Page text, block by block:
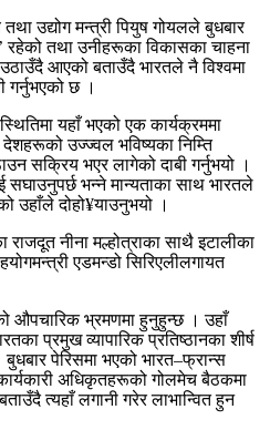
उद्योग मन्त्री पियुष गोयलले बुधबार
रहेको तथा उनीहरूका विकासका चाहना
आएको बताउँदै भारतले नै विश्वमा
गर्नुभएको छ ।
यहाँ भएको एक कार्यक्रममा
उज्ज्वल भविष्यका निम्ति
सक्रिय भएर लागेको दाबी गर्नुभयो ।
सघाउनुपर्छ भन्ने मान्यताका साथ भारतले
उहाँले दोहो¥याउनुभयो ।
राजदूत नीना मल्होत्राका साथै इटालीका
एडमन्डो सिरिएलीलगायत
औपचारिक भ्रमणमा हुनुहुन्छ । उहाँ
प्रमुख व्यापारिक प्रतिष्ठानका शीर्ष
पेरिसमा भएको भारत–फ्रान्स
अधिकृतहरूको गोलमेच बैठकमा
त्यहाँ लगानी गरेर लाभान्वित हुन